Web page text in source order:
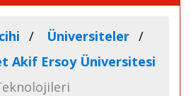
Üniversiteler
Akif Ersoy Üniversitesi